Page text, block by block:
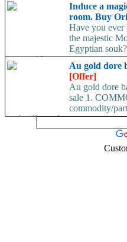
Induce a
room. Buy
Have you ever
the majestic
Egyptian
room with...
Au gold dore
[Offer]
Au gold dore
sale 1.
commodity/
and will supply...